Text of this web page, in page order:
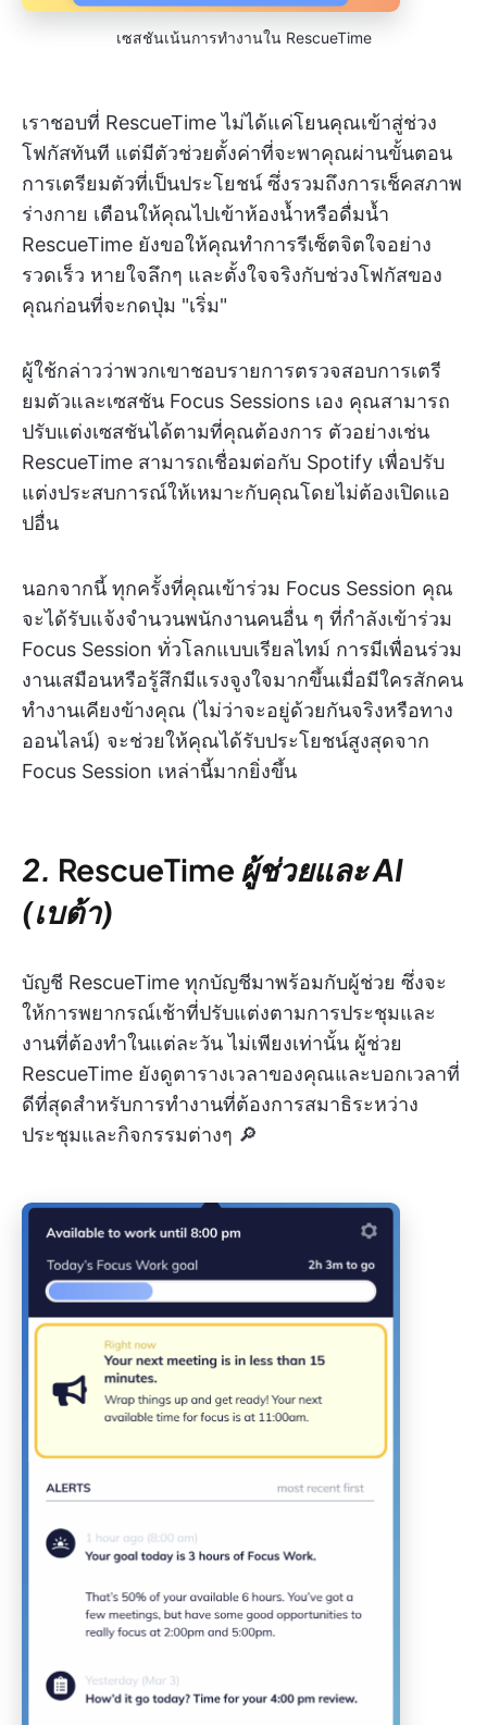
เซสชันเน้นการทำงานใน RescueTime
เราชอบที่ RescueTime ไม่ได้แค่โยนคุณเข้าสู่ช่วง
โฟกัสทันที แต่มีตัวช่วยตั้งค่าที่จะพาคุณผ่านขั้นตอน
การเตรียมตัวที่เป็นประโยชน์ ซึ่งรวมถึงการเช็คสภาพ
ร่างกาย เตือนให้คุณไปเข้าห้องน้ำหรือดื่มน้ำ
RescueTime ยังขอให้คุณทำการรีเซ็ตจิตใจอย่าง
รวดเร็ว หายใจลึกๆ และตั้งใจจริงกับช่วงโฟกัสของ
คุณก่อนที่จะกดปุ่ม "เริ่ม"
ผู้ใช้กล่าวว่าพวกเขาชอบรายการตรวจสอบการเตรี
ยมตัวและเซสชัน Focus Sessions เอง คุณสามารถ
ปรับแต่งเซสชันได้ตามที่คุณต้องการ ตัวอย่างเช่น
RescueTime สามารถเชื่อมต่อกับ Spotify เพื่อปรับ
แต่งประสบการณ์ให้เหมาะกับคุณโดยไม่ต้องเปิดแอ
ปอื่น
นอกจากนี้ ทุกครั้งที่คุณเข้าร่วม Focus Session คุณ
จะได้รับแจ้งจำนวนพนักงานคนอื่น ๆ ที่กำลังเข้าร่วม
Focus Session ทั่วโลกแบบเรียลไทม์ การมีเพื่อนร่วม
งานเสมือนหรือรู้สึกมีแรงจูงใจมากขึ้นเมื่อมีใครสักคน
ทำงานเคียงข้างคุณ (ไม่ว่าจะอยู่ด้วยกันจริงหรือทาง
ออนไลน์) จะช่วยให้คุณได้รับประโยชน์สูงสุดจาก
Focus Session เหล่านี้มากยิ่งขึ้น
2. RescueTime ผู้ช่วยและ AI
(เบต้า)
บัญชี RescueTime ทุกบัญชีมาพร้อมกับผู้ช่วย ซึ่งจะ
ให้การพยากรณ์เช้าที่ปรับแต่งตามการประชุมและ
งานที่ต้องทำในแต่ละวัน ไม่เพียงเท่านั้น ผู้ช่วย
RescueTime ยังดูตารางเวลาของคุณและบอกเวลาที่
ดีที่สุดสำหรับการทำงานที่ต้องการสมาธิระหว่าง
ประชุมและกิจกรรมต่างๆ 🔎